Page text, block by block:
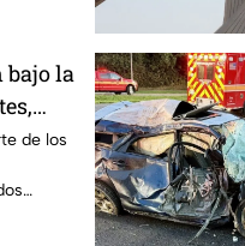
bajo la
lista
de los